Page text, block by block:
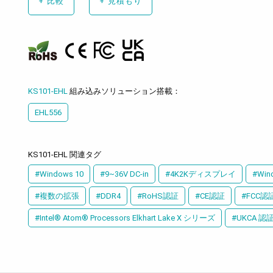
KS101-EHL 組み込みソリューション搭載：
EHL556
KS101-EHL 関連タグ
#Windows 10 #9~36V DC-in #4K2Kディスプレイ
#複数の拡張 #DDR4 #RoHS認証 #CE認証 #FCC認
#Intel® Atom® Processors Elkhart Lake X シリーズ #UKCA 認